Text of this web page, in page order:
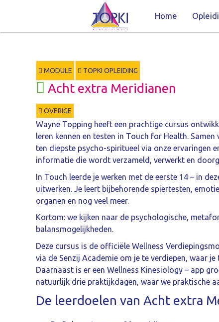
Home
MODULE TOPKI OPLEIDING
Acht extra Meridianen
OVERIGE
Wayne Topping heeft een prachtige cursus
leren kennen en testen in Touch for Health.
ten diepste psycho-spiritueel via onze ervaringen
informatie die wordt verzameld, verwerkt en
In Touch leerde je werken met de eerste 14 – in
uitwerken. Je leert bijbehorende spiertesten,
organen en nog veel meer.
Kortom: we kijken naar de psychologische,
balansmogelijkheden.
Deze cursus is de officiële Wellness
via de Senzij Academie om je te verdiepen, waar
Daarnaast is er een Wellness Kinesiology – app
natuurlijk drie praktijkdagen, waar we praktische
De leerdoelen van Acht extra